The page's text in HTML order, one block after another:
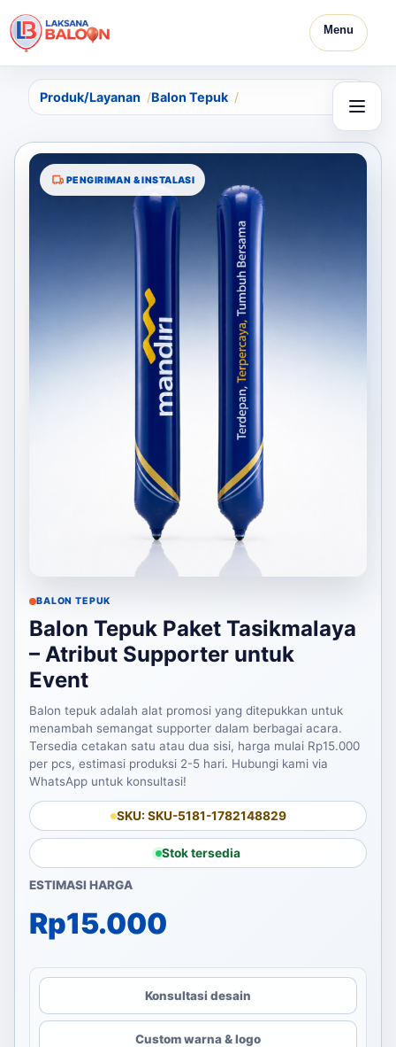
Menu
Produk/Layanan Balon Tepuk
PENGIRIMAN & INSTALASI
BALON TEPUK
Balon Tepuk Paket Tasikmalaya
– Atribut Supporter untuk
Event
Balon tepuk adalah alat promosi yang ditepukkan untuk
menambah semangat supporter dalam berbagai acara.
Tersedia cetakan satu atau dua sisi, harga mulai Rp15.000
per pcs, estimasi produksi 2-5 hari. Hubungi kami via
WhatsApp untuk konsultasi!
SKU: SKU-5181-1782148829
Stok tersedia
ESTIMASI HARGA
Rp15.000
Konsultasi desain
Custom warna & logo